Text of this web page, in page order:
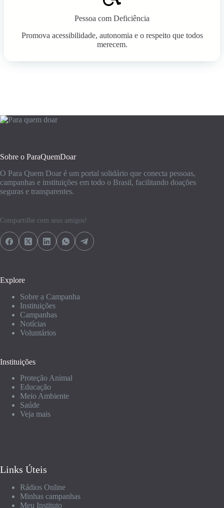
Pessoa com Deficiência
Promova acessibilidade, autonomia e o respeito que todos
merecem.
Sobre o ParaQuemDoar
O Para Quem Doar é um portal solidário que conecta pessoas,
campanhas e instituições em todo o Brasil, facilitando doações
seguras e transparentes.
Compartilhe com seus amigos!
Explore
Sobre a Campanha
Instituições
Campanhas
Notícias
Voluntários
Instituições
Proteção Animal
Educação
Meio Ambiente
Saúde
Veja mais
Links Úteis
Rádios Online
Minhas campanhas
Meu Instituto